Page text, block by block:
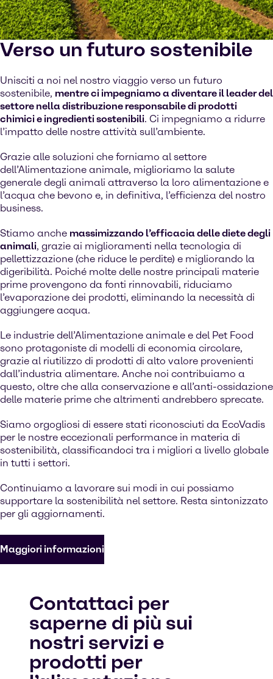
Verso un futuro sostenibile
Unisciti a noi nel nostro viaggio verso un futuro
sostenibile, mentre ci impegniamo a diventare il leader del
settore nella distribuzione responsabile di prodotti
chimici e ingredienti sostenibili. Ci impegniamo a ridurre
l’impatto delle nostre attività sull’ambiente.
Grazie alle soluzioni che forniamo al settore
dell’Alimentazione animale, miglioriamo la salute
generale degli animali attraverso la loro alimentazione e
l’acqua che bevono e, in definitiva, l’efficienza del nostro
business.
Stiamo anche massimizzando l’efficacia delle diete degli
animali, grazie ai miglioramenti nella tecnologia di
pellettizzazione (che riduce le perdite) e migliorando la
digeribilità. Poiché molte delle nostre principali materie
prime provengono da fonti rinnovabili, riduciamo
l’evaporazione dei prodotti, eliminando la necessità di
aggiungere acqua.
Le industrie dell’Alimentazione animale e del Pet Food
sono protagoniste di modelli di economia circolare,
grazie al riutilizzo di prodotti di alto valore provenienti
dall’industria alimentare. Anche noi contribuiamo a
questo, oltre che alla conservazione e all’anti-ossidazione
delle materie prime che altrimenti andrebbero sprecate.
Siamo orgogliosi di essere stati riconosciuti da EcoVadis
per le nostre eccezionali performance in materia di
sostenibilità, classificandoci tra i migliori a livello globale
in tutti i settori.
Continuiamo a lavorare sui modi in cui possiamo
supportare la sostenibilità nel settore. Resta sintonizzato
per gli aggiornamenti.
Maggiori informazioni
Contattaci per
saperne di più sui
nostri servizi e
prodotti per